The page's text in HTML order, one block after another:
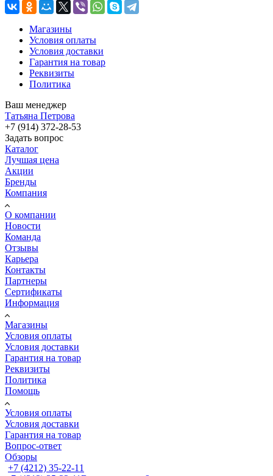
Магазины
Условия оплаты
Условия доставки
Гарантия на товар
Реквизиты
Политика
Ваш менеджер
Татьяна Петрова
+7 (914) 372-28-53
Задать вопрос
Каталог
Лучшая цена
Акции
Бренды
Компания
О компании
Новости
Команда
Отзывы
Карьера
Контакты
Партнеры
Сертификаты
Информация
Магазины
Условия оплаты
Условия доставки
Гарантия на товар
Реквизиты
Политика
Помощь
Условия оплаты
Условия доставки
Гарантия на товар
Вопрос-ответ
Обзоры
+7 (4212) 35-22-11